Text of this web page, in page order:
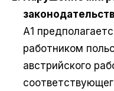
А1
работником
австрийского